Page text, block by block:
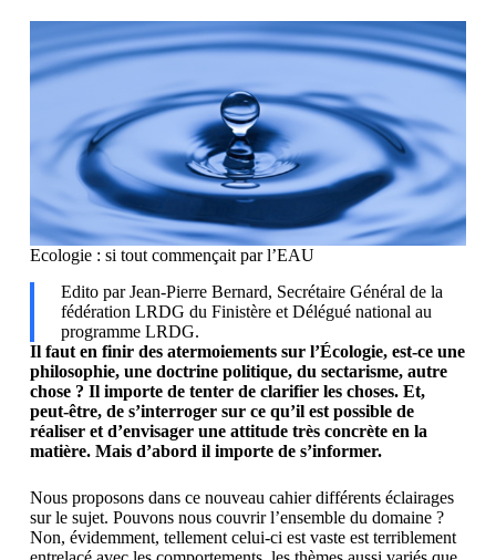
Ecologie : si tout commençait par l’EAU
Edito par Jean-Pierre Bernard, Secrétaire Général de la
fédération LRDG du Finistère et Délégué national au
programme LRDG.
Il faut en finir des atermoiements sur l’Écologie, est-ce une
philosophie, une doctrine politique, du sectarisme, autre
chose ? Il importe de tenter de clarifier les choses. Et,
peut-être, de s’interroger sur ce qu’il est possible de
réaliser et d’envisager une attitude très concrète en la
matière. Mais d’abord il importe de s’informer.
Nous proposons dans ce nouveau cahier différents éclairages
sur le sujet. Pouvons nous couvrir l’ensemble du domaine ?
Non, évidemment, tellement celui-ci est vaste est terriblement